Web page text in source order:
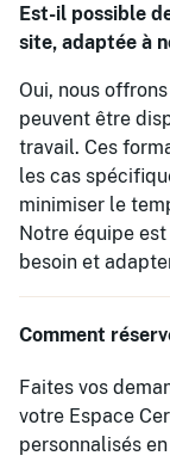
Est-il possible
site, adaptée à
Oui, nous
peuvent être
travail. Ces
les cas
minimiser le
Notre équipe
besoin et
Comment
Faites vos
votre Espace
personnalisés